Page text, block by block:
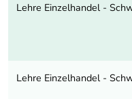
Lehre Einzelhandel -
Lehre Einzelhandel -